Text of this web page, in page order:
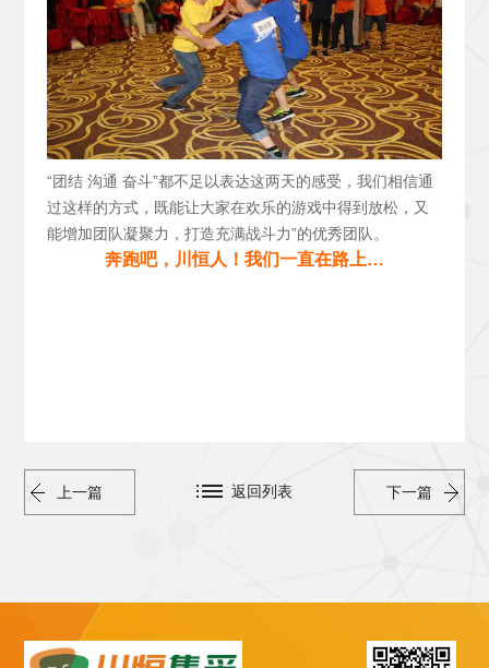
“团结 沟通 奋斗”都不足以表达这两天的感受，我们相信通
过这样的方式，既能让大家在欢乐的游戏中得到放松，又
能增加团队凝聚力，打造充满战斗力”的优秀团队。
奔跑吧，川恒人！我们一直在路上…
上一篇 下一篇
返回列表